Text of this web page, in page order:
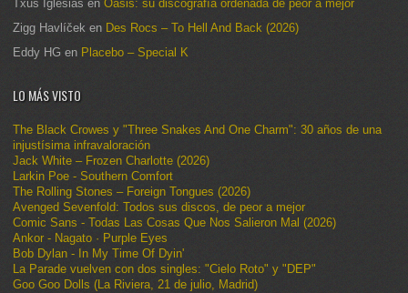
Txus Iglesias en Oasis: su discografía ordenada de peor a mejor
Zigg Havlíček en Des Rocs – To Hell And Back (2026)
Eddy HG en Placebo – Special K
LO MÁS VISTO
The Black Crowes y "Three Snakes And One Charm": 30 años de una
injustísima infravaloración
Jack White – Frozen Charlotte (2026)
Larkin Poe - Southern Comfort
The Rolling Stones – Foreign Tongues (2026)
Avenged Sevenfold: Todos sus discos, de peor a mejor
Comic Sans - Todas Las Cosas Que Nos Salieron Mal (2026)
Ankor - Nagato · Purple Eyes
Bob Dylan - In My Time Of Dyin'
La Parade vuelven con dos singles: "Cielo Roto" y "DEP"
Goo Goo Dolls (La Riviera, 21 de julio, Madrid)